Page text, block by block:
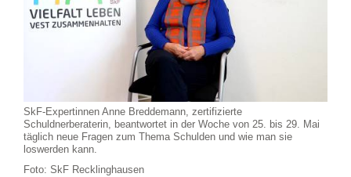
SkF-Expertinnen Anne Breddemann, zertifizierte
Schuldnerberaterin, beantwortet in der Woche von 25. bis 29. Mai
täglich neue Fragen zum Thema Schulden und wie man sie
loswerden kann.
Foto: SkF Recklinghausen